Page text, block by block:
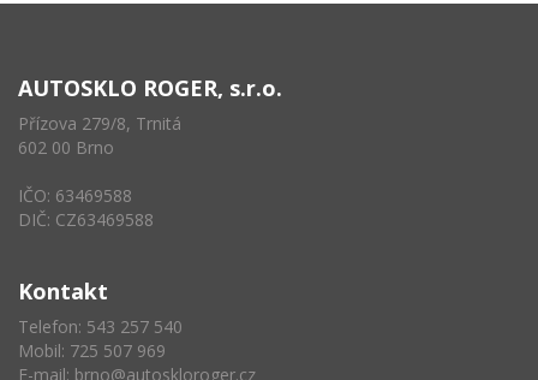
AUTOSKLO ROGER, s.r.o.
Přízova 279/8, Trnitá
602 00 Brno
IČO: 63469588
DIČ: CZ63469588
Kontakt
Telefon: 543 257 540
Mobil: 725 507 969
E-mail: brno@autoskloroger.cz